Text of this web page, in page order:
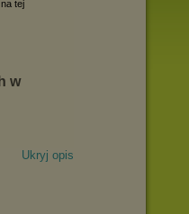
Ukryj opis